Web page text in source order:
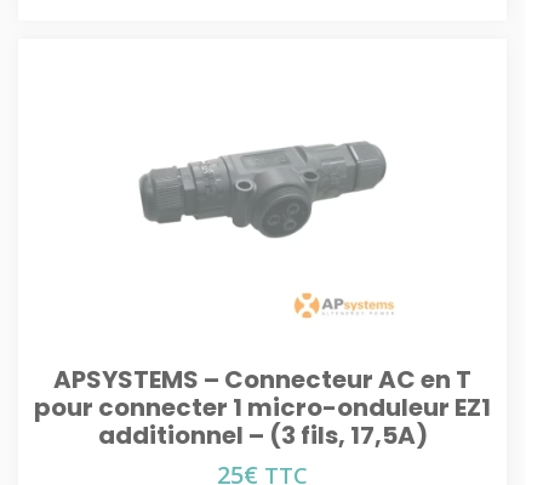
APSYSTEMS – Connecteur AC en T
pour connecter 1 micro-onduleur EZ1
additionnel – (3 fils, 17,5A)
25€ TTC